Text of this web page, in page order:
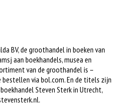
BV, de groothandel in boeken van
aan boekhandels, musea en
van de groothandel is –
via bol.com. En de titels zijn
Steven Sterk in Utrecht,
.